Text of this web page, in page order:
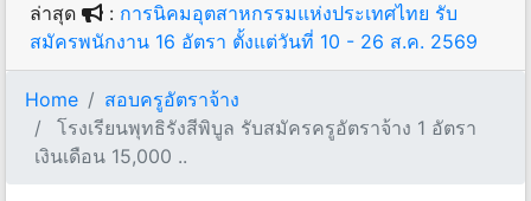
ล่าสุด : การนิคมอุตสาหกรรมแห่งประเทศไทย รับ
สมัครพนักงาน 16 อัตรา ตั้งแต่วันที่ 10 - 26 ส.ค. 2569
Home
สอบครูอัตราจ้าง
โรงเรียนพุทธิรังสีพิบูล รับสมัครครูอัตราจ้าง 1 อัตรา
เงินเดือน 15,000 ..